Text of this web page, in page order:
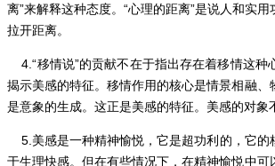
离”来解释这种态度。“心理的距离”是说人和实
拉开距离。
4.“移情说”的贡献不在于指出存在着移情这
揭示美感的特征。移情作用的核心是情景相融、
是意象的生成。这正是美感的特征。美感的对象
5.美感是一种精神愉悦，它是超功利的，它
于生理快感。但在有些情况下，在精神愉悦中